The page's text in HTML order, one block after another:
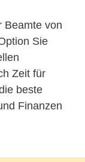
Beamte von
Sie
Zeit für
beste
Finanzen